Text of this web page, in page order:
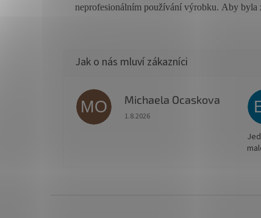
neprofesionálním používání výrobku. Aby byla
MO Michaela Ocaskova
Hodnocení obchodu je 5 z 5
1.8.2026